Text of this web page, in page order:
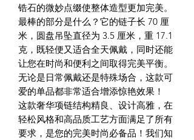
锆石的微妙点缀使整体造型更加完美。
最棒的部分是什么？它的链子长 70 厘
米，圆盘吊坠直径为 3.5 厘米，重 17.1
克，既轻便又适合全天佩戴，同时还能
让您在时尚和便利之间取得完美平衡。
无论是日常佩戴还是特殊场合，这款可
爱的单品都非常适合增添惊艳效果！
这款奢华项链结构精良、设计高雅，在
轻松风格和高品质工艺方面满足了所有
要求，是您的完美时尚必备品！我们知